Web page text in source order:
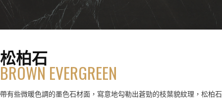
松柏石
BROWN EVERGREEN
帶有些微暖色調的墨色石材面，寫意地勾勒出蒼勁的枝葉貌紋理，松柏石